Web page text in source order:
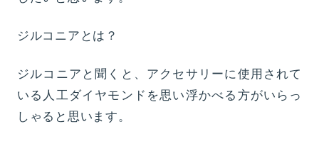
ジルコニアとは？
ジルコニアと聞くと、アクセサリーに使用されて
いる人工ダイヤモンドを思い浮かべる方がいらっ
しゃると思います。